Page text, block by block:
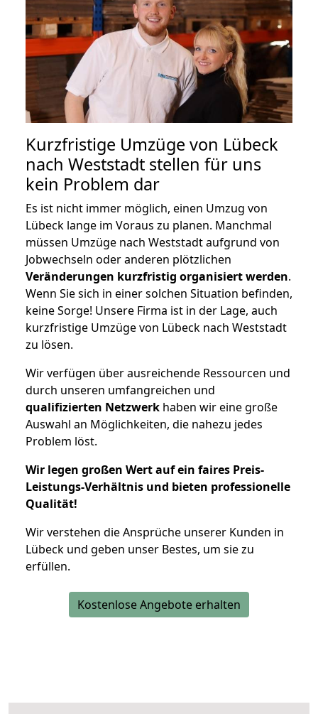
Kurzfristige Umzüge von Lübeck
nach Weststadt stellen für uns
kein Problem dar
Es ist nicht immer möglich, einen Umzug von
Lübeck lange im Voraus zu planen. Manchmal
müssen Umzüge nach Weststadt aufgrund von
Jobwechseln oder anderen plötzlichen
Veränderungen kurzfristig organisiert werden.
Wenn Sie sich in einer solchen Situation befinden,
keine Sorge! Unsere Firma ist in der Lage, auch
kurzfristige Umzüge von Lübeck nach Weststadt
zu lösen.
Wir verfügen über ausreichende Ressourcen und
durch unseren umfangreichen und
qualifizierten Netzwerk haben wir eine große
Auswahl an Möglichkeiten, die nahezu jedes
Problem löst.
Wir legen großen Wert auf ein faires Preis-
Leistungs-Verhältnis und bieten professionelle
Qualität!
Wir verstehen die Ansprüche unserer Kunden in
Lübeck und geben unser Bestes, um sie zu
erfüllen.
Kostenlose Angebote erhalten